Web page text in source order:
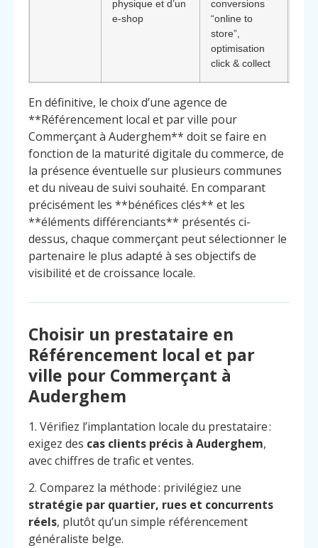
physique et d’un
e‑shop
conversions
“online to
store”,
optimisation
click & collect
En définitive, le choix d’une agence de
**Référencement local et par ville pour
Commerçant à Auderghem** doit se faire en
fonction de la maturité digitale du commerce, de
la présence éventuelle sur plusieurs communes
et du niveau de suivi souhaité. En comparant
précisément les **bénéfices clés** et les
**éléments différenciants** présentés ci-
dessus, chaque commerçant peut sélectionner le
partenaire le plus adapté à ses objectifs de
visibilité et de croissance locale.
Choisir un prestataire en
Référencement local et par
ville pour Commerçant à
Auderghem
1. Vérifiez l’implantation locale du prestataire :
exigez des cas clients précis à Auderghem,
avec chiffres de trafic et ventes.
2. Comparez la méthode : privilégiez une
stratégie par quartier, rues et concurrents
réels, plutôt qu’un simple référencement
généraliste belge.